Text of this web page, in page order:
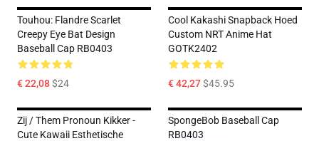
Touhou: Flandre Scarlet
Creepy Eye Bat Design
Baseball Cap RB0403
€ 22,08$24
Cool Kakashi Snapback Hoed
Custom NRT Anime Hat
GOTK2402
€ 42,27$45.95
Zij / Them Pronoun Kikker -
Cute Kawaii Esthetische
SpongeBob Baseball Cap
RB0403